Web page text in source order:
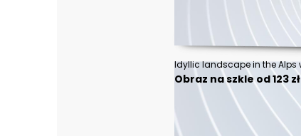
Obraz na szkle od 123 zł